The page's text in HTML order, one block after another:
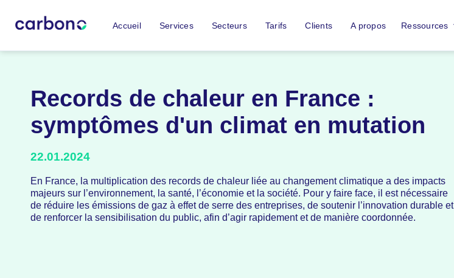
Accueil Services Secteurs Tarifs Clients A propos Ressources
Records de chaleur en France :
symptômes d'un climat en mutation
22.01.2024
En France, la multiplication des records de chaleur liée au changement climatique a des impacts
majeurs sur l’environnement, la santé, l’économie et la société. Pour y faire face, il est nécessaire
de réduire les émissions de gaz à effet de serre des entreprises, de soutenir l’innovation durable et
de renforcer la sensibilisation du public, afin d’agir rapidement et de manière coordonnée.